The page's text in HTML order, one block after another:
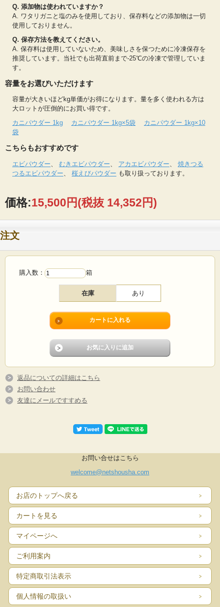
Q. 添加物は使われていますか？
A. ワタリガニと塩のみを使用しており、保存料などの添加物は一切
使用しておりません。
Q. 保存方法を教えてください。
A. 保存料は使用していないため、美味しさを保つために冷凍保存を
推奨しています。当社でも出荷直前まで-25℃の冷凍で管理していま
す。
容量をお選びいただけます
容量が大きいほどkg単価がお得になります。量を多く使われる方は
大ロットが圧倒的にお買い得です。
カニパウダー 1kg
カニパウダー 1kg×5袋
カニパウダー 1kg×10
袋
こちらもおすすめです
エビパウダー むきエビパウダー アカエビパウダー
焼きつる
つるエビパウダー
桜えびパウダー も取り扱っております。
価格:15,500円(税抜 14,352円)
注文
購入数： 箱
在庫 あり
返品についての詳細はこちら
お問い合わせ
友達にメールですすめる
お問い合せはこちら
welcome@netshousha.com
お店のトップへ戻る
カートを見る
マイページへ
ご利用案内
特定商取引法表示
個人情報の取扱い